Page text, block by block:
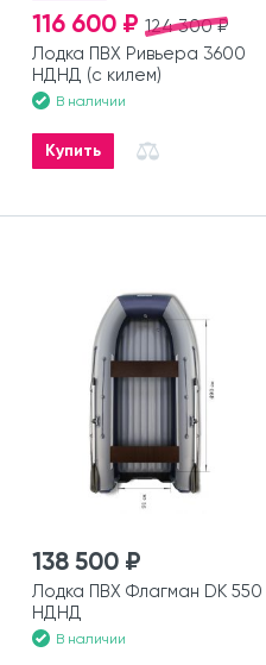
124 300 ₽
116 600 ₽
Лодка ПВХ Ривьера 3600
НДНД (с килем)
В наличии
Купить
138 500 ₽
Лодка ПВХ Флагман DK 550
НДНД
В наличии